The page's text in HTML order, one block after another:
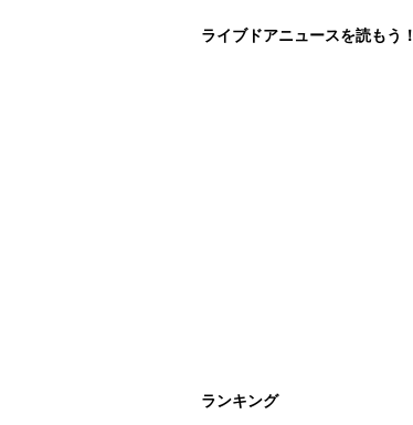
ライブドアニュースを読もう！
ランキング